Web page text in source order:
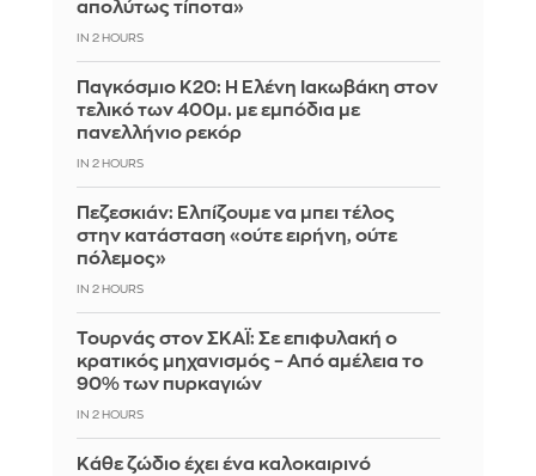
απολύτως τίποτα»
IN 2 HOURS
Παγκόσμιο Κ20: Η Ελένη Ιακωβάκη στον
τελικό των 400μ. με εμπόδια με
πανελλήνιο ρεκόρ
IN 2 HOURS
Πεζεσκιάν: Ελπίζουμε να μπει τέλος
στην κατάσταση «ούτε ειρήνη, ούτε
πόλεμος»
IN 2 HOURS
Τουρνάς στον ΣΚΑΪ: Σε επιφυλακή ο
κρατικός μηχανισμός – Από αμέλεια το
90% των πυρκαγιών
IN 2 HOURS
Κάθε ζώδιο έχει ένα καλοκαιρινό